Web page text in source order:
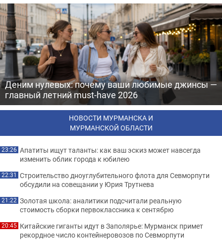
Деним нулевых: почему ваши любимые джинсы —
главный летний must-have 2026
НОВОСТИ МУРМАНСКА И
МУРМАНСКОЙ ОБЛАСТИ
23:26 Апатиты ищут таланты: как ваш эскиз может навсегда
изменить облик города к юбилею
22:31 Строительство дноуглубительного флота для Севморпути
обсудили на совещании у Юрия Трутнева
21:22 Золотая школа: аналитики подсчитали реальную
стоимость сборки первоклассника к сентябрю
20:45 Китайские гиганты идут в Заполярье: Мурманск примет
рекордное число контейнеровозов по Севморпути